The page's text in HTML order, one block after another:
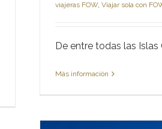
viajeras FOW, Viajar sola con
De entre todas las Islas
Más información